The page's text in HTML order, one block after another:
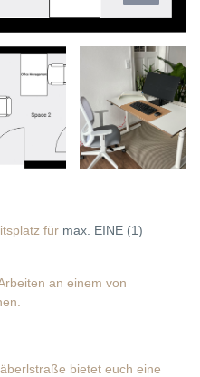
für max. EINE (1)
an einem von
bietet euch eine